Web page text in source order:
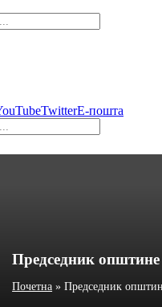
TwitterЕ-пошта
Председник
Почетна »Председник